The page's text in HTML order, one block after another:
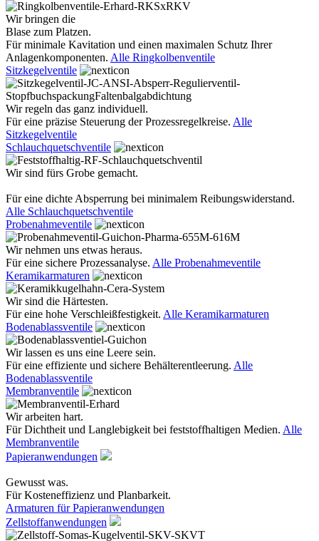
Wir bringen die
Blase zum Platzen.
Für minimale Kavitation und einen maximalen Schutz Ihrer
Anlagenkomponenten. Alle Ringkolbenventile
Sitzkegelventile
Wir regeln das ganz individuell.
Für eine präzise Steuerung der Prozessregelkreise. Alle
Sitzkegelventile
Schlauchquetschventile
Wir sind fürs Grobe gemacht.
Für eine dichte Absperrung bei minimalem Reibungswiderstand.
Alle Schlauchquetschventile
Probenahmeventile
Wir nehmen uns etwas heraus.
Für eine sichere Prozessanalyse. Alle Probenahmeventile
Keramikarmaturen
Wir sind die Härtesten.
Für eine hohe Verschleißfestigkeit. Alle Keramikarmaturen
Bodenablassventile
Wir lassen es uns eine Leere sein.
Für eine effiziente und sichere Behälterentleerung. Alle
Bodenablassventile
Membranventile
Wir arbeiten hart.
Für Dichtheit und Langlebigkeit bei feststoffhaltigen Medien. Alle
Membranventile
Papieranwendungen
Gewusst was.
Für Kosteneffizienz und Planbarkeit.
Armaturen für Papieranwendungen
Zellstoffanwendungen